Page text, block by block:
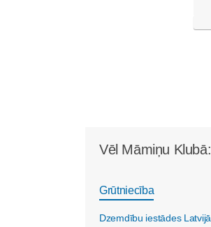
Vēl Māmiņu Klubā:
Grūtniecība
Dzemdību iestādes Latvijā